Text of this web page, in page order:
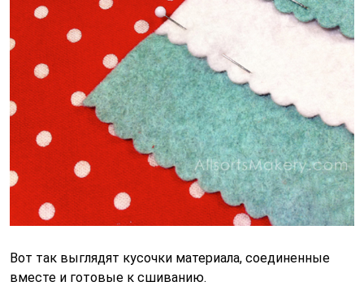
Вот так выглядят кусочки материала, соединенные
вместе и готовые к сшиванию.